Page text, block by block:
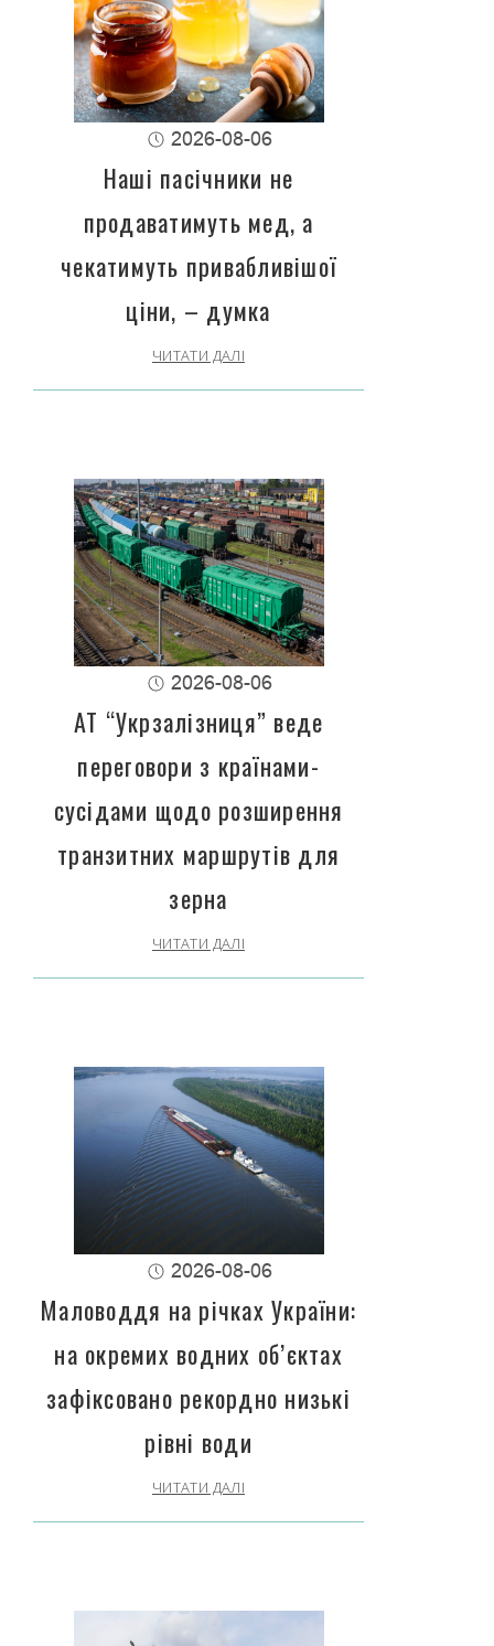
2026-08-06
Наші пасічники не
продаватимуть мед, а
чекатимуть привабливішої
ціни, – думка
ЧИТАТИ ДАЛІ
2026-08-06
АТ “Укрзалізниця” веде
переговори з країнами-
сусідами щодо розширення
транзитних маршрутів для
зерна
ЧИТАТИ ДАЛІ
2026-08-06
Маловоддя на річках України:
на окремих водних об’єктах
зафіксовано рекордно низькі
рівні води
ЧИТАТИ ДАЛІ